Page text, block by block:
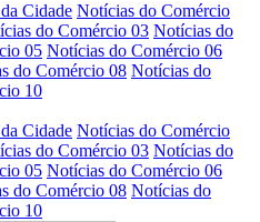
Cidade Notícias do Comércio
do Comércio 03 Notícias do
05 Notícias do Comércio 06
do Comércio 08 Notícias do
10
Cidade Notícias do Comércio
do Comércio 03 Notícias do
05 Notícias do Comércio 06
do Comércio 08 Notícias do
10